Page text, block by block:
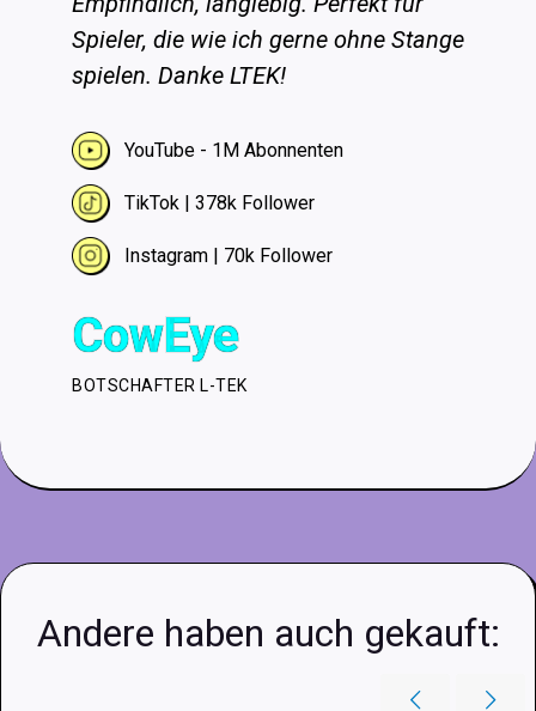
Spieler, die wie ich gerne ohne Stange
spielen. Danke LTEK!
YouTube - 1M Abonnenten
TikTok | 378k Follower
Instagram | 70k Follower
CowEye
BOTSCHAFTER L-TEK
Andere haben auch gekauft: